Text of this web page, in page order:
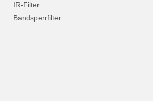
IR-Filter
Bandsperrfilter